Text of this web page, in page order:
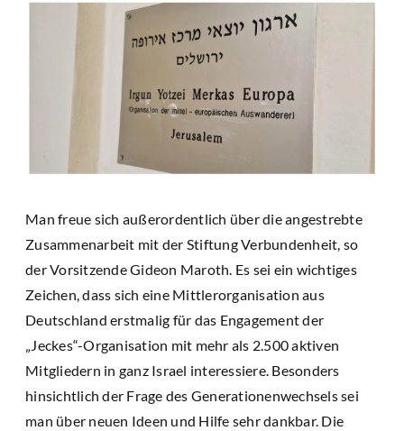
Man freue sich außerordentlich über die angestrebte
Zusammenarbeit mit der Stiftung Verbundenheit, so
der Vorsitzende Gideon Maroth. Es sei ein wichtiges
Zeichen, dass sich eine Mittlerorganisation aus
Deutschland erstmalig für das Engagement der
„Jeckes“-Organisation mit mehr als 2.500 aktiven
Mitgliedern in ganz Israel interessiere. Besonders
hinsichtlich der Frage des Generationenwechsels sei
man über neuen Ideen und Hilfe sehr dankbar. Die